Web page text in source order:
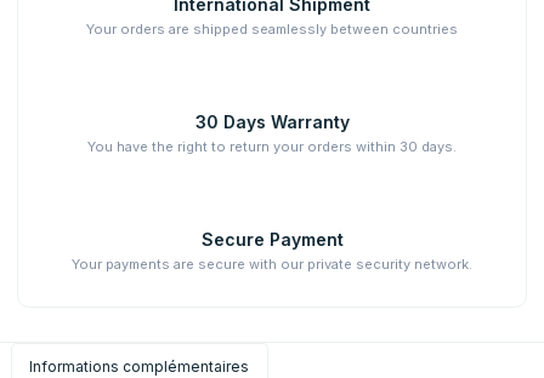
Your orders are shipped seamlessly between countries
30 Days Warranty
You have the right to return your orders within 30 days.
Secure Payment
Your payments are secure with our private security network.
Informations complémentaires